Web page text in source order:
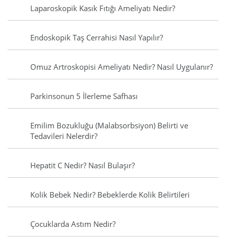
Laparoskopik Kasık Fıtığı Ameliyatı Nedir?
Endoskopik Taş Cerrahisi Nasıl Yapılır?
Omuz Artroskopisi Ameliyatı Nedir? Nasıl Uygulanır?
Parkinsonun 5 İlerleme Safhası
Emilim Bozukluğu (Malabsorbsiyon) Belirti ve
Tedavileri Nelerdir?
Hepatit C Nedir? Nasıl Bulaşır?
Kolik Bebek Nedir? Bebeklerde Kolik Belirtileri
Çocuklarda Astım Nedir?